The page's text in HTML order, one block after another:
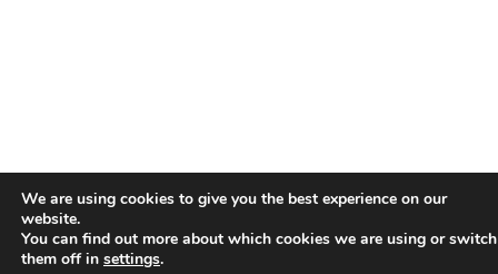
We are using cookies to give you the best experience on our
website.
You can find out more about which cookies we are using or switch
them off in settings.